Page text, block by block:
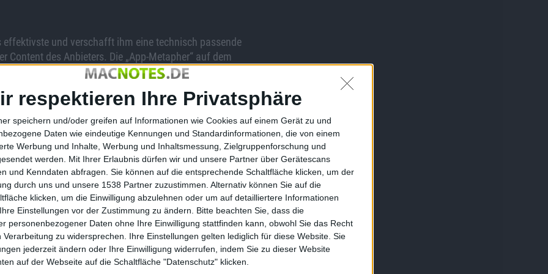
respektieren Ihre Privatsphäre
speichern und/oder greifen auf Informationen wie Cookies auf einem Gerät zu und
Daten wie eindeutige Kennungen und Standardinformationen, die von einem
Werbung und Inhalte, Werbung und Inhaltsmessung, Zielgruppenforschung und
werden.
Mit Ihrer Erlaubnis dürfen wir und unsere Partner über Gerätescans
und Kenndaten abfragen. Sie können auf die entsprechende Schaltfläche klicken, um der
durch uns und unsere 1538 Partner zuzustimmen. Alternativ können Sie auf die
klicken, um die Einwilligung abzulehnen oder um auf detailliertere Informationen
Einstellungen vor der Zustimmung zu ändern.
Bitte beachten Sie, dass die
personenbezogener Daten ohne Ihre Einwilligung stattfinden kann, obwohl Sie das Recht
Verarbeitung zu widersprechen. Ihre Einstellungen gelten lediglich für diese Website. Sie
jederzeit ändern oder Ihre Einwilligung widerrufen, indem Sie zu dieser Website
auf der Webseite auf die Schaltfläche "Datenschutz" klicken.
und verschafft ihm eine technisch passende
des Anbieters. Die „App-Metapher“ auf dem
iPod ist „das Web“ nur eine (visuell gleichberechtigte)
und Co. die Begehrlichkeiten all jener, die bereits vor
im Web die Hände über dem Kopf zusammenschlugen.
freien und kostenlosen Zugang zu Inhalten zum
denn auch Google neigt vermehrt dazu, das Netz nicht nur
SERPS über die Frame-Einbindungen anderer Webseiten
als auch potentieller Grund, Googles Angebote gar nicht
ihren praktischen Wert haben, schaffen
Internet“. Auf derAndroid-Plattform wird diese
die eigene Insel im Netz baut aktuell auch Facebook, wo
Inklusion ebendieser Inhalte und Informationen auf